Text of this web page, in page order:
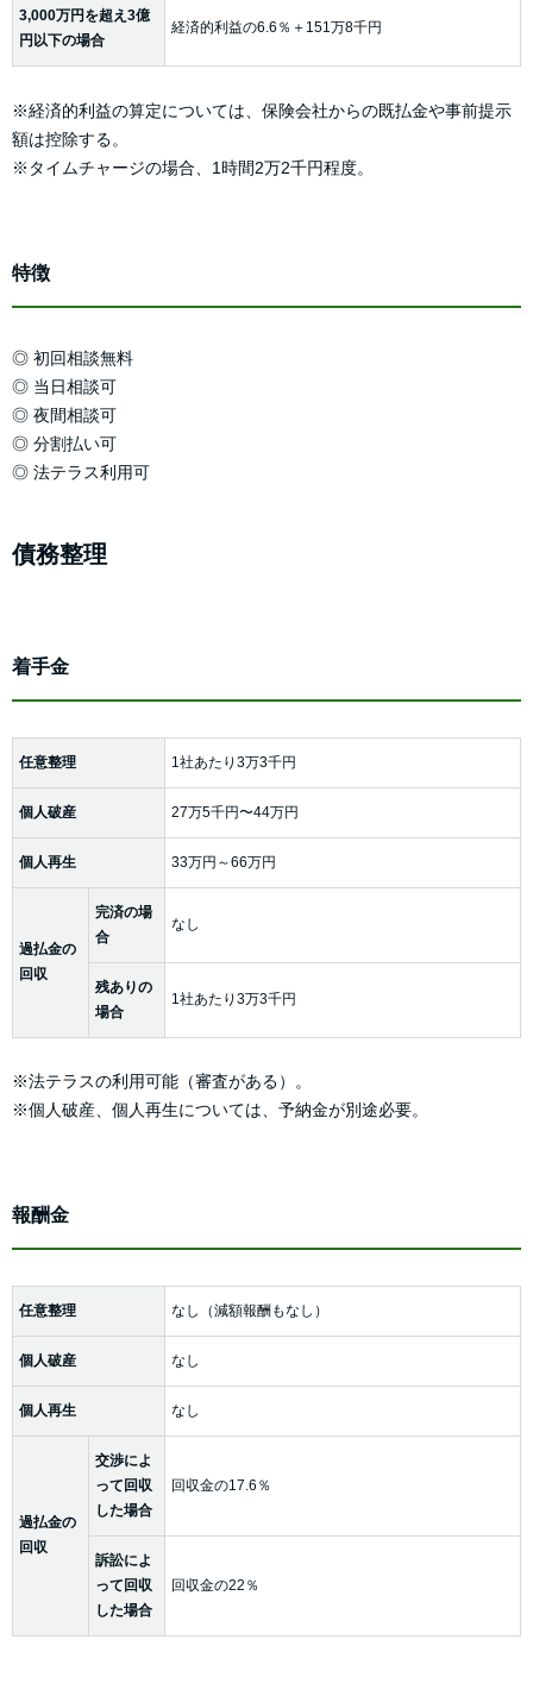
3,000万円を超え3億
円以下の場合
経済的利益の6.6％＋151万8千円
※経済的利益の算定については、保険会社からの既払金や事前提示
額は控除する。
※タイムチャージの場合、1時間2万2千円程度。
特徴
◎ 初回相談無料
◎ 当日相談可
◎ 夜間相談可
◎ 分割払い可
◎ 法テラス利用可
債務整理
着手金
任意整理 1社あたり3万3千円
個人破産 27万5千円〜44万円
個人再生 33万円～66万円
過払金の
回収
完済の場
合
なし
残ありの
場合
1社あたり3万3千円
※法テラスの利用可能（審査がある）。
※個人破産、個人再生については、予納金が別途必要。
報酬金
任意整理 なし（減額報酬もなし）
個人破産 なし
個人再生 なし
過払金の
回収
交渉によ
って回収
した場合
回収金の17.6％
訴訟によ
って回収
した場合
回収金の22％